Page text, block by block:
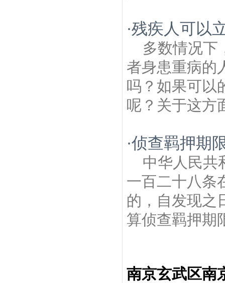
·残疾人可以
多数情况下
者身患重病的
吗？如果可以
呢？关于这方
·侦查羁押期
中华人民共
一百二十八条
的，自发现之
算侦查羁押期
南京玄武区南